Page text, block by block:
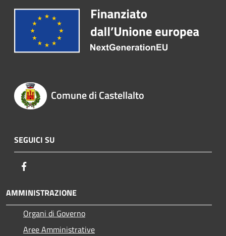
Comune di Castellalto
SEGUICI SU
AMMINISTRAZIONE
Organi di Governo
Aree Amministrative